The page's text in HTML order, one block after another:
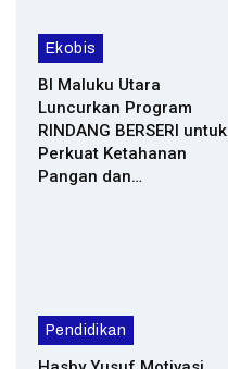
Ekobis
BI Maluku Utara
Luncurkan Program
RINDANG BERSERI untuk
Perkuat Ketahanan
Pangan dan…
Pendidikan